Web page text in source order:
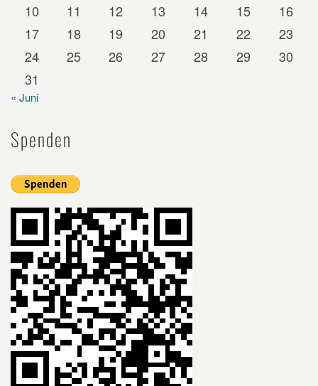
10
11 12 13 14 15
16
17
18 19 20 21 22
23
24
25 26 27 28 29
30
31
« Juni
Spenden